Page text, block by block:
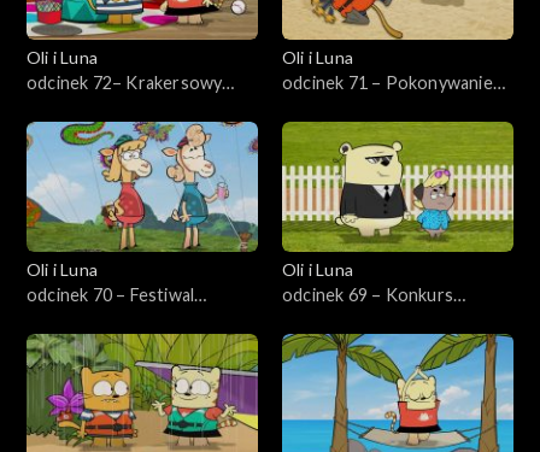
Oli i Luna
odcinek 72– Krakersowy
Oli i Luna
odcinek 71 – Pokonywanie
Oli i Luna
odcinek 70 – Festiwal
Oli i Luna
odcinek 69 – Konkurs